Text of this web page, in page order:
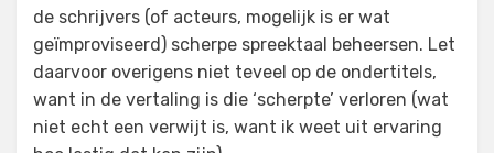
de schrijvers (of acteurs, mogelijk is er wat
geïmproviseerd) scherpe spreektaal beheersen. Let
daarvoor overigens niet teveel op de ondertitels,
want in de vertaling is die ‘scherpte’ verloren (wat
niet echt een verwijt is, want ik weet uit ervaring